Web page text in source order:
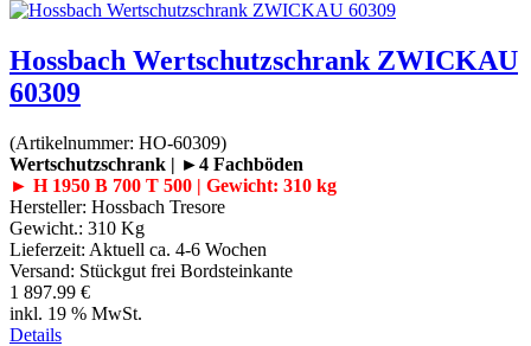
Hossbach Wertschutzschrank ZWICKAU
60309
(Artikelnummer: HO-60309)
Wertschutzschrank | ►4 Fachböden
► H 1950 B 700 T 500 | Gewicht: 310 kg
Hersteller: Hossbach Tresore
Gewicht.: 310 Kg
Lieferzeit: Aktuell ca. 4-6 Wochen
Versand: Stückgut frei Bordsteinkante
1 897.99 €
inkl. 19 % MwSt.
Details